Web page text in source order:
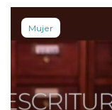
Mujer